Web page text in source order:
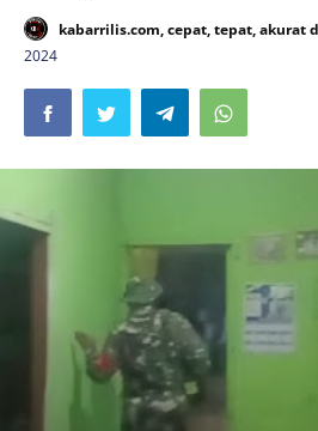
kabarrilis.com, cepat, tepat, akurat
2024